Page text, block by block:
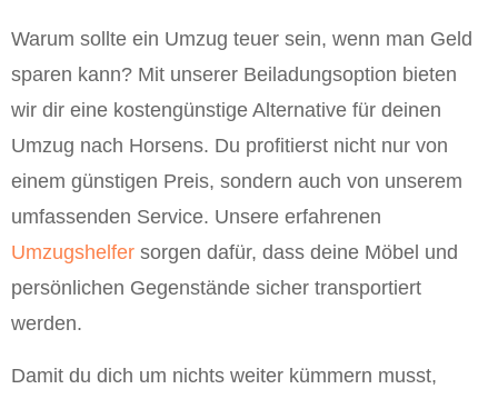
Warum sollte ein Umzug teuer sein, wenn man Geld
sparen kann? Mit unserer Beiladungsoption bieten
wir dir eine kostengünstige Alternative für deinen
Umzug nach Horsens. Du profitierst nicht nur von
einem günstigen Preis, sondern auch von unserem
umfassenden Service. Unsere erfahrenen
Umzugshelfer sorgen dafür, dass deine Möbel und
persönlichen Gegenstände sicher transportiert
werden.
Damit du dich um nichts weiter kümmern musst,